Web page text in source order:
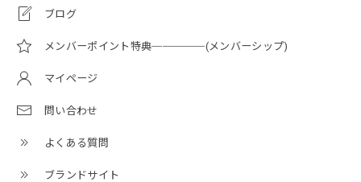
ブログ
メンバーポイント特典─────(メンバーシップ)
マイページ
問い合わせ
よくある質問
ブランドサイト